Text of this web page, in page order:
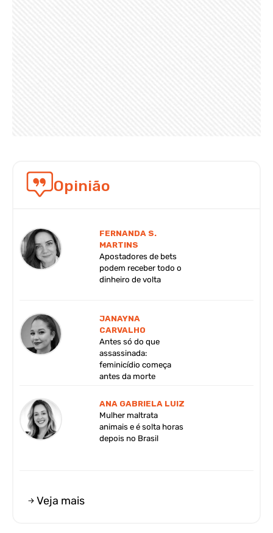
Opinião
FERNANDA S.
MARTINS
Apostadores de bets
podem receber todo o
dinheiro de volta
JANAYNA
CARVALHO
Antes só do que
assassinada:
feminicídio começa
antes da morte
ANA GABRIELA LUIZ
Mulher maltrata
animais e é solta horas
depois no Brasil
Veja mais